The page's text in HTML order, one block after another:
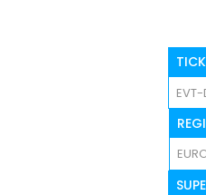
EVT-